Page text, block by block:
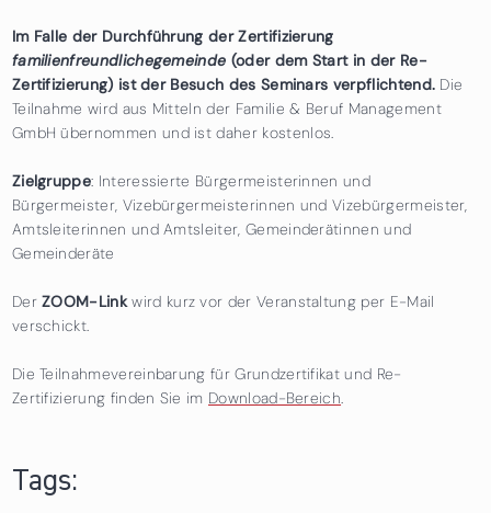
Im Falle der Durchführung der Zertifizierung
familienfreundlichegemeinde (oder dem Start in der Re-
Zertifizierung) ist der Besuch des Seminars verpflichtend. Die
Teilnahme wird aus Mitteln der Familie & Beruf Management
GmbH übernommen und ist daher kostenlos.
Zielgruppe: Interessierte Bürgermeisterinnen und
Bürgermeister, Vizebürgermeisterinnen und Vizebürgermeister,
Amtsleiterinnen und Amtsleiter, Gemeinderätinnen und
Gemeinderäte
DerZOOM-Linkwird kurz vor der Veranstaltung per E-Mail
verschickt.
Die Teilnahmevereinbarung für Grundzertifikat und Re-
Zertifizierung finden Sie im Download-Bereich.
Tags: